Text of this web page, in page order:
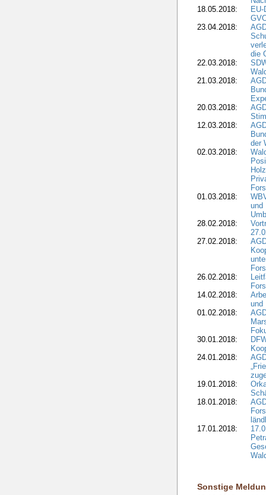
18.05.2018:
23.04.2018:
die
22.03.2018:
21.03.2018:
20.03.2018:
12.03.2018:
der
02.03.2018:
01.03.2018:
und
28.02.2018:
27.02.2018:
26.02.2018:
14.02.2018:
und
01.02.2018:
30.01.2018:
24.01.2018:
19.01.2018:
18.01.2018:
17.01.2018:
Sonstige